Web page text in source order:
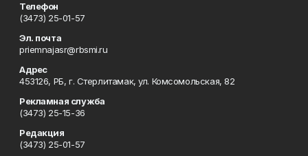
Телефон
(3473) 25-01-57
Эл. почта
priemnajasr@rbsmi.ru
Адрес
453126, РБ, г. Стерлитамак, ул. Комсомольская, 82
Рекламная служба
(3473) 25-15-36
Редакция
(3473) 25-01-57